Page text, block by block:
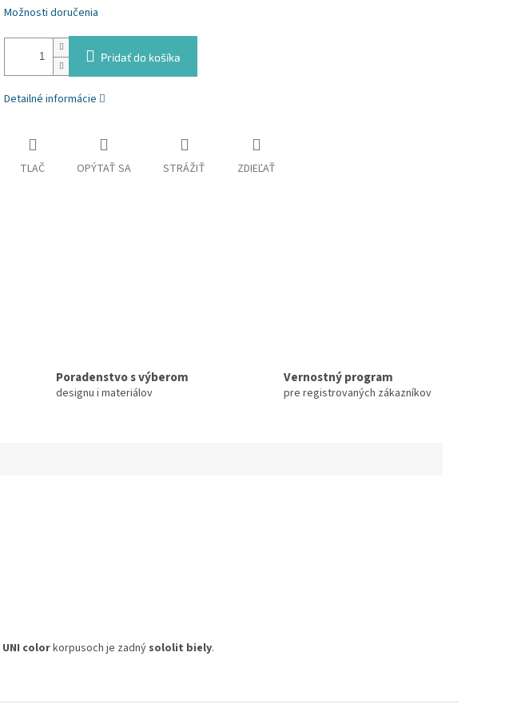
Možnosti doručenia
Pridať do košíka
Detailné informácie
TLAČ OPÝTAŤ SA STRÁŽIŤ ZDIEĽAŤ
Poradenstvo s výberom
designu i materiálov
Vernostný program
pre registrovaných zákazníkov
UNI colorkorpusoch je zadný sololit biely.